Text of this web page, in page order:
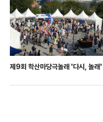
제9회 학산마당극놀래 '다시, 놀래'